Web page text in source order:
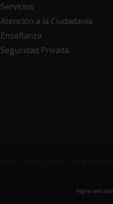
Servicios
Atención a la Ciudadanía
Enseñanza
Seguridad Privada
Página web